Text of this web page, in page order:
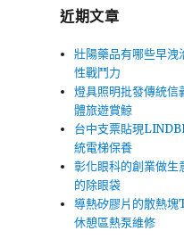
近期文章
壯陽藥品有哪些早洩
性戰鬥力
燈具照明批發傳統信
體旅遊賞鯨
台中支票貼現
統電梯保養
彰化眼科的創業做生
的除眼袋
導熱矽膠片的散熱
休憩區熱泵維修